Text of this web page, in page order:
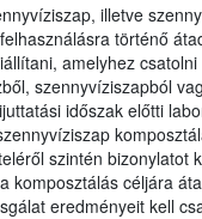
illetve
történő
amelyhez
szennyvíziszapból
időszak előtti
szintén bizonylatot
komposztálás céljára
eredményeit kell